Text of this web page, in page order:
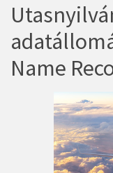
Name